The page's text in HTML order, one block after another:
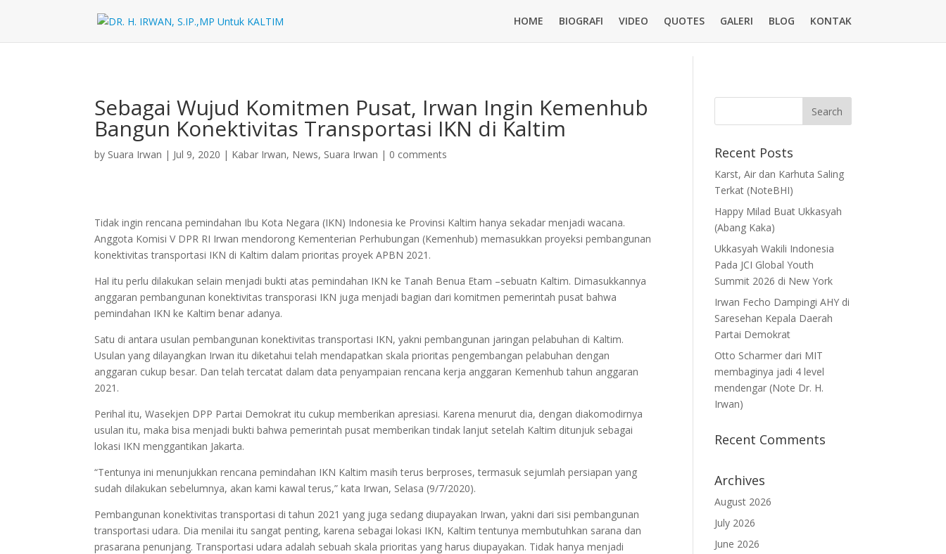
HOME BIOGRAFI VIDEO QUOTES GALERI BLOG KONTAK
Sebagai Wujud Komitmen Pusat, Irwan Ingin Kemenhub
Bangun Konektivitas Transportasi IKN di Kaltim
by Suara Irwan | Jul 9, 2020 | Kabar Irwan, News, Suara Irwan | 0 comments
Tidak ingin rencana pemindahan Ibu Kota Negara (IKN) Indonesia ke Provinsi Kaltim hanya sekadar menjadi wacana.
Anggota Komisi V DPR RI Irwan mendorong Kementerian Perhubungan (Kemenhub) memasukkan proyeksi pembangunan
konektivitas transportasi IKN di Kaltim dalam prioritas proyek APBN 2021.
Hal itu perlu dilakukan selain menjadi bukti atas pemindahan IKN ke Tanah Benua Etam –sebuatn Kaltim. Dimasukkannya
anggaran pembangunan konektivitas transporasi IKN juga menjadi bagian dari komitmen pemerintah pusat bahwa
pemindahan IKN ke Kaltim benar adanya.
Satu di antara usulan pembangunan konektivitas transportasi IKN, yakni pembangunan jaringan pelabuhan di Kaltim.
Usulan yang dilayangkan Irwan itu diketahui telah mendapatkan skala prioritas pengembangan pelabuhan dengan
anggaran cukup besar. Dan telah tercatat dalam data penyampaian rencana kerja anggaran Kemenhub tahun anggaran
2021.
Perihal itu, Wasekjen DPP Partai Demokrat itu cukup memberikan apresiasi. Karena menurut dia, dengan diakomodirnya
usulan itu, maka bisa menjadi bukti bahwa pemerintah pusat memberikan tindak lanjut setelah Kaltim ditunjuk sebagai
lokasi IKN menggantikan Jakarta.
“Tentunya ini menunjukkan rencana pemindahan IKN Kaltim masih terus berproses, termasuk sejumlah persiapan yang
sudah dilakukan sebelumnya, akan kami kawal terus,” kata Irwan, Selasa (9/7/2020).
Pembangunan konektivitas transportasi di tahun 2021 yang juga sedang diupayakan Irwan, yakni dari sisi pembangunan
transportasi udara. Dia menilai itu sangat penting, karena sebagai lokasi IKN, Kaltim tentunya membutuhkan sarana dan
prasarana penunjang. Transportasi udara adalah sebuah skala prioritas yang harus diupayakan. Tidak hanya menjadi
Recent Posts
Karst, Air dan Karhuta Saling
Terkat (NoteBHI)
Happy Milad Buat Ukkasyah
(Abang Kaka)
Ukkasyah Wakili Indonesia
Pada JCI Global Youth
Summit 2026 di New York
Irwan Fecho Dampingi AHY di
Saresehan Kepala Daerah
Partai Demokrat
Otto Scharmer dari MIT
membaginya jadi 4 level
mendengar (Note Dr. H.
Irwan)
Recent Comments
Archives
August 2026
July 2026
June 2026